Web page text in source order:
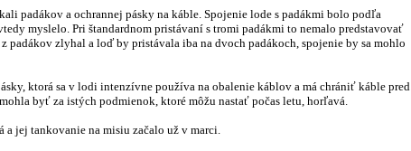
padákov a ochrannej pásky na káble. Spojenie lode s padákmi bolo podľa
myslelo. Pri štandardnom pristávaní s tromi padákmi to nemalo predstavovať
padákov zlyhal a loď by pristávala iba na dvoch padákoch, spojenie by sa mohlo
ktorá sa v lodi intenzívne používa na obalenie káblov a má chrániť káble pred
byť za istých podmienok, ktoré môžu nastať počas letu, horľavá.
a jej tankovanie na misiu začalo už v marci.